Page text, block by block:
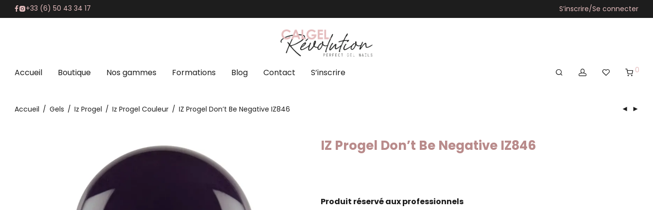
+33 (6) 50 43 34 17 S’inscrire/Se connecter
Accueil Boutique Nos gammes Formations Blog Contact S’inscrire 0
Accueil / Gels / Iz Progel / Iz Progel Couleur / IZ Progel Don’t Be Negative IZ846
IZ Progel Don’t Be Negative IZ846
Produit réservé aux professionnels